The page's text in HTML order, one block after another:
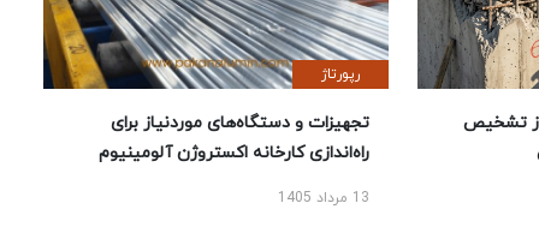
تشخیص
رپورتاژ
تجهیزات و دستگاه‌های موردنیاز برای
راه‌اندازی کارخانه اکستروژن آلومینیوم
13 مرداد 1405